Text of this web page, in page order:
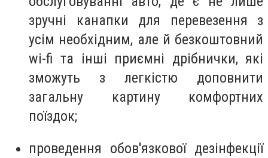
зручні канапки для перевезення з
усім необхідним, але й безкоштовний
wi-fi та інші приємні дрібнички, які
зможуть з легкістю доповнити
загальну картину комфортних
поїздок;
проведення обов'язкової дезінфекції